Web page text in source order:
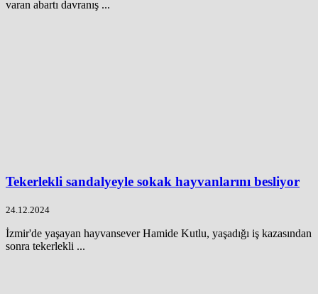
varan abartı davranış ...
Tekerlekli sandalyeyle sokak hayvanlarını besliyor
24.12.2024
İzmir'de yaşayan hayvansever Hamide Kutlu, yaşadığı iş kazasından
sonra tekerlekli ...